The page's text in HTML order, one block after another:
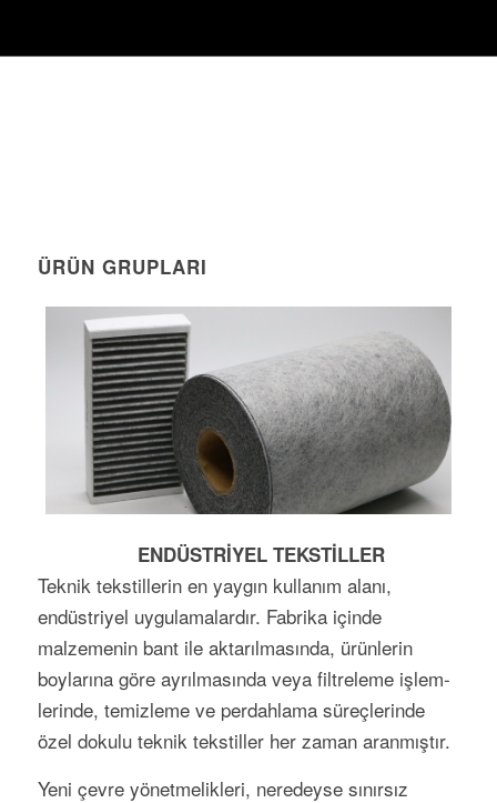
ÜRÜN GRUPLARI
ENDÜSTRİYEL TEKSTİLLER
Teknik tekstillerin en yaygın kullanım alanı,
endüstriyel uygulamalardır. Fabrika içinde
malzemenin bant ile aktarılmasında, ürün­lerin
boylarına göre ayrılma­sında veya filtreleme işlem­
ler­inde, temizleme ve per­dahlama süreçlerinde
özel doku­lu teknik tekstiller her za­man aranmıştır.
Yeni çevre yönetmelikleri, neredeyse sınırsız